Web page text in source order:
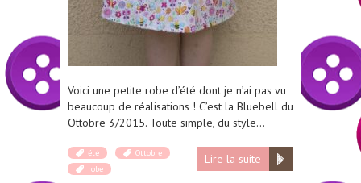
Voici une petite robe d’été dont je n’ai pas vu
beaucoup de réalisations ! C’est la Bluebell du
Ottobre 3/2015. Toute simple, du style…
Lire la suite
été
Ottobre
robe